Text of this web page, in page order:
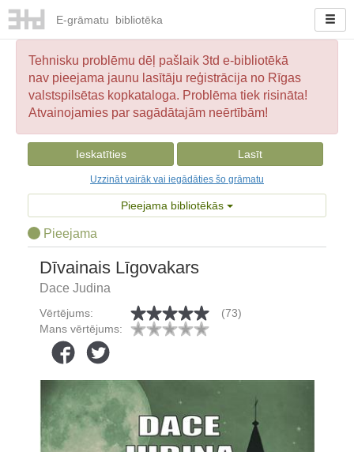
E-grāmatu bibliotēka
Tehnisku problēmu dēļ pašlaik 3td e-bibliotēkā
nav pieejama jaunu lasītāju reģistrācija no Rīgas
valstspilsētas kopkataloga. Problēma tiek risināta!
Atvainojamies par sagādātajām neērtībām!
Ieskatīties Lasīt
Uzzināt vairāk vai iegādāties šo grāmatu
Pieejama bibliotēkās
Pieejama
Dīvainais Līgovakars
Dace Judina
Vērtējums:
(73)
Mans vērtējums: